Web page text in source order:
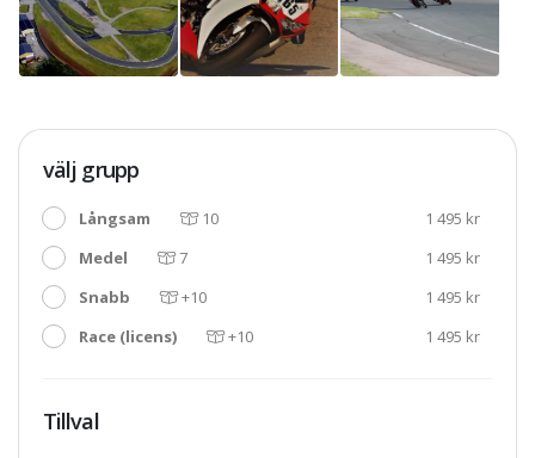
välj grupp
Långsam 10
1 495 kr
Medel
7
1 495 kr
Snabb
+10
1 495 kr
Race (licens)
+10 1 495 kr
Tillval